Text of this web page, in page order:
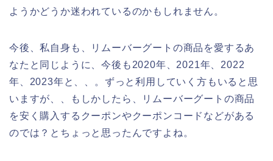
ようかどうか迷われているのかもしれません。
今後、私自身も、リムーバーグートの商品を愛するあ
なたと同じように、今後も2020年、2021年、2022
年、2023年と、、。ずっと利用していく方もいると思
いますが、、もしかしたら、リムーバーグートの商品
を安く購入するクーポンやクーポンコードなどがある
のでは？とちょっと思ったんですよね。